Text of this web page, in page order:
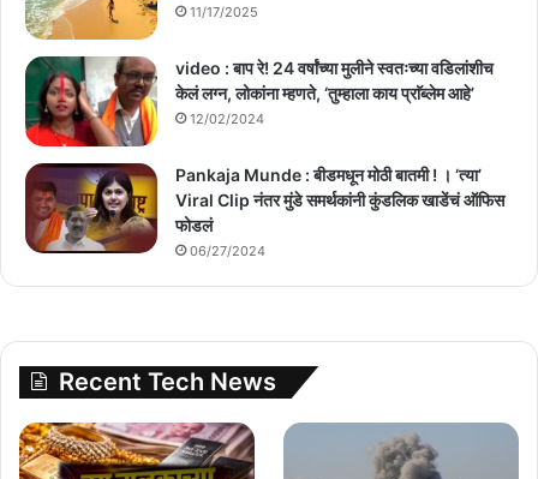
11/17/2025
video : बाप रे! 24 वर्षांच्या मुलीने स्वतःच्या वडिलांशीच
केलं लग्न, लोकांना म्हणते, ‘तुम्हाला काय प्राॅब्लेम आहे’
12/02/2024
Pankaja Munde : बीडमधून मोठी बातमी ! । ‘त्या’
Viral Clip नंतर मुंडे समर्थकांनी कुंडलिक खाडेंचं ऑफिस
फोडलं
06/27/2024
Recent Tech News